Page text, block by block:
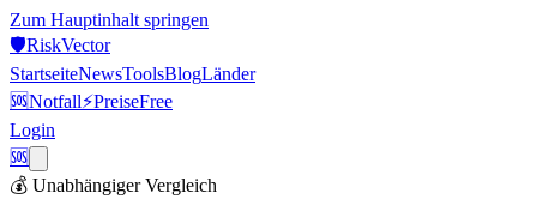
Zum Hauptinhalt springen
🛡️RiskVector
StartseiteNewsToolsBlogLänder
🆘Notfall⚡PreiseFree
Login
🆘
💰 Unabhängiger Vergleich